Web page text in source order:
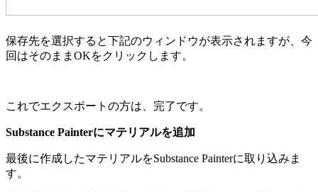
保存先を選択すると下記のウィンドウが表示されますが、今
回はそのままOKをクリックします。
これでエクスポートの方は、完了です。
Substance Painterにマテリアルを追加
最後に作成したマテリアルをSubstance Painterに取り込みま
す。